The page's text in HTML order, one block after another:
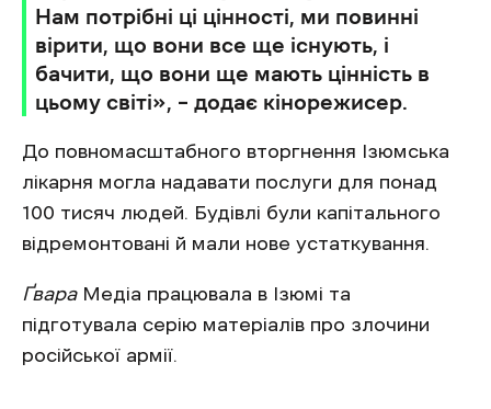
Нам потрібні ці цінності, ми повинні
вірити, що вони все ще існують, і
бачити, що вони ще мають цінність в
цьому світі», – додає кінорежисер.
До повномасштабного вторгнення Ізюмська
лікарня могла надавати послуги для понад
100 тисяч людей. Будівлі були капітального
відремонтовані й мали нове устаткування.
ҐвараМедіа працювала в Ізюмі та
підготувала серію матеріалів про злочини
російської армії.